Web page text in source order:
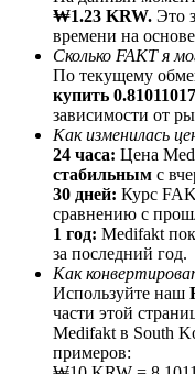
Реферал
Пригласите
вознаграждения
Deposit CASHCAT &
₩1.23 KRW. Это
времени на
Сколько FAKT я
По текущему
купить
зависимости от
Как изменилась
24 часа: Цена
стабильным с
30 дней: Курс
сравнению с
1 год: Medifakt
за последний год.
Как
Используйте наш
части этой
Medifakt в South
примеров: